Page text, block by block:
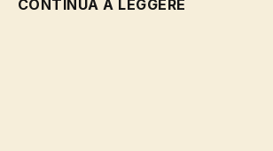
CONTINUA A LEGGERE